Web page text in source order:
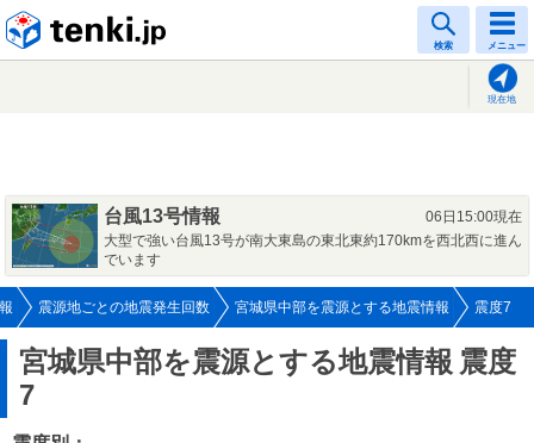
検索 メニュー
現在地
台風13号情報
06日15:00現在
大型で強い台風13号が南大東島の東北東約170kmを西北西に進ん
でいます
震源地ごとの地震発生回数 宮城県中部を震源とする地震情報 震度7
宮城県中部を震源とする地震情報 震度
7